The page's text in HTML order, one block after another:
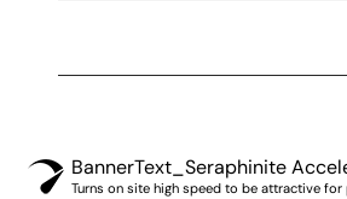
BannerText_Seraphinite
Turns on site high speed to be attractive for